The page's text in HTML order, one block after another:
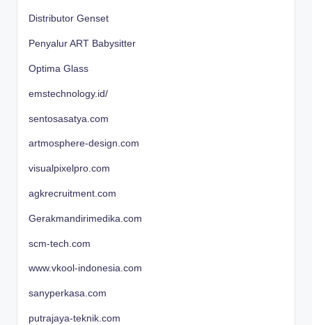
Distributor Genset
Penyalur ART Babysitter
Optima Glass
emstechnology.id/
sentosasatya.com
artmosphere-design.com
visualpixelpro.com
agkrecruitment.com
Gerakmandirimedika.com
scm-tech.com
www.vkool-indonesia.com
sanyperkasa.com
putrajaya-teknik.com